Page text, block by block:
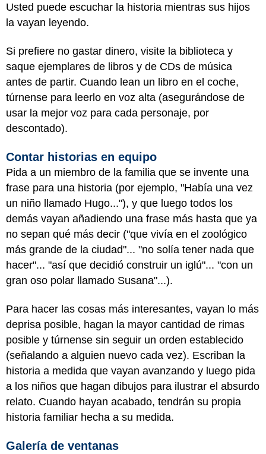
Usted puede escuchar la historia mientras sus hijos
la vayan leyendo.
Si prefiere no gastar dinero, visite la biblioteca y
saque ejemplares de libros y de CDs de música
antes de partir. Cuando lean un libro en el coche,
túrnense para leerlo en voz alta (asegurándose de
usar la mejor voz para cada personaje, por
descontado).
Contar historias en equipo
Pida a un miembro de la familia que se invente una
frase para una historia (por ejemplo, "Había una vez
un niño llamado Hugo..."), y que luego todos los
demás vayan añadiendo una frase más hasta que ya
no sepan qué más decir ("que vivía en el zoológico
más grande de la ciudad"... "no solía tener nada que
hacer"... "así que decidió construir un iglú"... "con un
gran oso polar llamado Susana"...).
Para hacer las cosas más interesantes, vayan lo más
deprisa posible, hagan la mayor cantidad de rimas
posible y túrnense sin seguir un orden establecido
(señalando a alguien nuevo cada vez). Escriban la
historia a medida que vayan avanzando y luego pida
a los niños que hagan dibujos para ilustrar el absurdo
relato. Cuando hayan acabado, tendrán su propia
historia familiar hecha a su medida.
Galería de ventanas